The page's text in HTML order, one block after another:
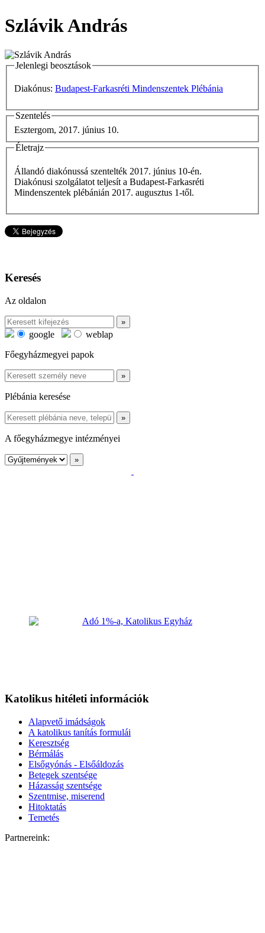
Szlávik András
Jelenlegi beosztások
Diakónus: Budapest-Farkasréti Mindenszentek Plébánia
Szentelés
Esztergom, 2017. június 10.
Életrajz
Állandó diakónussá szentelték 2017. június 10-én.
Diakónusi szolgálatot teljesít a Budapest-Farkasréti
Mindenszentek plébánián 2017. augusztus 1-től.
Keresés
Az oldalon
google
weblap
Főegyházmegyei papok
Plébánia keresése
A főegyházmegye intézményei
Katolikus hitéleti információk
Alapvető imádságok
A katolikus tanítás formulái
Keresztség
Bérmálás
Elsőgyónás - Elsőáldozás
Betegek szentsége
Házasság szentsége
Szentmise, miserend
Hitoktatás
Temetés
Partnereink: